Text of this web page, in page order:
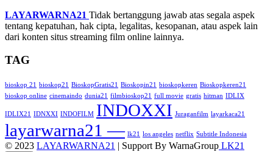
LAYARWARNA21 Tidak bertanggung jawab atas segala aspek
tentang kepatuhan, hak cipta, legalitas, kesopanan, atau aspek lain
dari konten situs streaming film online lainnya.
TAG
bioskop 21 bioskop21 BioskopGratis21 Bioskopin21 bioskopkeren Bioskopkeren21
bioskop online cinemaindo dunia21 filmbioskop21 full movie gratis hitman IDLIX
IDLIX21 IDNXXI INDOFILM INDOXXI Juraganfilm layarkaca21
layarwarna21 — lk21 los angeles netflix Subtitle Indonesia
© 2023 LAYARWARNA21 | Support By WarnaGroup LK21